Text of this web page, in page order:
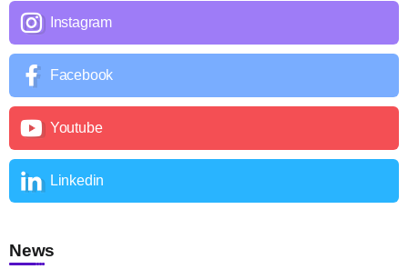
Instagram
Facebook
Youtube
Linkedin
News